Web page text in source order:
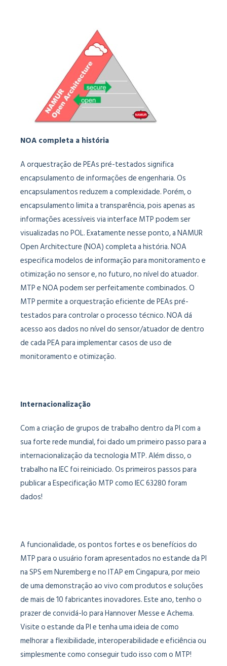
NOA completa a história
A orquestração de PEAs pré-testados significa
encapsulamento de informações de engenharia. Os
encapsulamentos reduzem a complexidade. Porém, o
encapsulamento limita a transparência, pois apenas as
informações acessíveis via interface MTP podem ser
visualizadas no POL. Exatamente nesse ponto, a NAMUR
Open Architecture (NOA) completa a história. NOA
especifica modelos de informação para monitoramento e
otimização no sensor e, no futuro, no nível do atuador.
MTP e NOA podem ser perfeitamente combinados. O
MTP permite a orquestração eficiente de PEAs pré-
testados para controlar o processo técnico. NOA dá
acesso aos dados no nível do sensor/atuador de dentro
de cada PEA para implementar casos de uso de
monitoramento e otimização.
Internacionalização
Com a criação de grupos de trabalho dentro da PI com a
sua forte rede mundial, foi dado um primeiro passo para a
internacionalização da tecnologia MTP. Além disso, o
trabalho na IEC foi reiniciado. Os primeiros passos para
publicar a Especificação MTP como IEC 63280 foram
dados!
A funcionalidade, os pontos fortes e os benefícios do
MTP para o usuário foram apresentados no estande da PI
na SPS em Nuremberg e no ITAP em Cingapura, por meio
de uma demonstração ao vivo com produtos e soluções
de mais de 10 fabricantes inovadores. Este ano, tenho o
prazer de convidá-lo para Hannover Messe e Achema.
Visite o estande da PI e tenha uma ideia de como
melhorar a flexibilidade, interoperabilidade e eficiência ou
simplesmente como conseguir tudo isso com o MTP!